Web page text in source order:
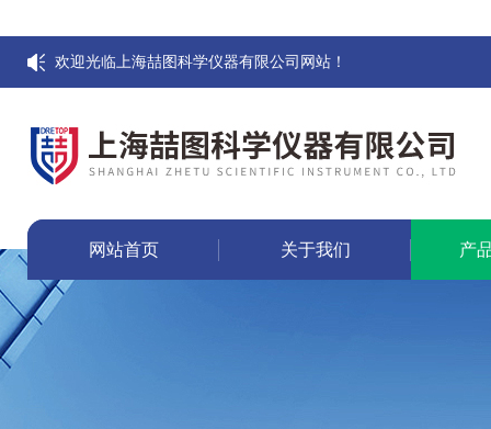
欢迎光临上海喆图科学仪器有限公司网站！
网站首页 关于我们 产